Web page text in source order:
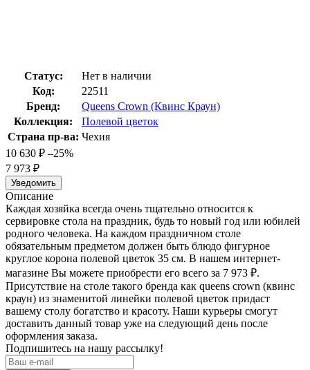
Статус:
Нет в наличии
Код:
22511
Бренд:
Queens Crown (Квинс Краун)
Коллекция:
Полевой цветок
Страна пр-ва: Чехия
10 630 ₽ –25%
7 973 ₽
Уведомить
Описание
Каждая хозяйка всегда очень тщательно относится к
сервировке стола на праздник, будь то новый год или юбилей
родного человека. На каждом праздничном столе
обязательным предметом должен быть блюдо фигурное
круглое корона полевой цветок 35 см. В нашем интернет-
магазине Вы можете приобрести его всего за 7 973 ₽.
Присутствие на столе такого бренда как queens crown (квинс
краун) из знаменитой линейки полевой цветок придаст
вашему столу богатство и красоту. Наши курьеры смогут
доставить данный товар уже на следующий день после
оформления заказа.
Подпишитесь на нашу рассылку!